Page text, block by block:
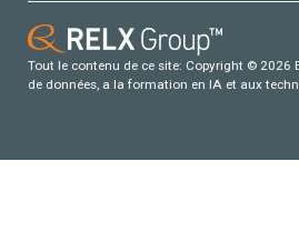
Tout le contenu de ce site: Copyright © 2026
de données, a la formation en IA et aux